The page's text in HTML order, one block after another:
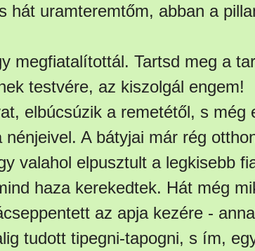
hát uramteremtőm, abban a
megfiatalítottál. Tartsd meg a
testvére, az kiszolgál engem!
elbúcsúzik a remetétől, s még
A bátyjai már rég
valahol elpusztult a legkisebb
haza kerekedtek. Hát még
az apja kezére -
tudott tipegni-tapogni, s ím,